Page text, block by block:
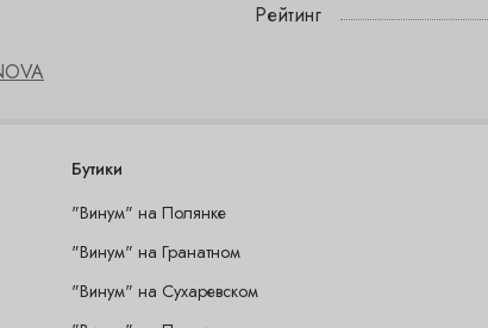
Рейтинг
Бутики
"Винум" на Полянке
"Винум" на Гранатном
"Винум" на Сухаревском